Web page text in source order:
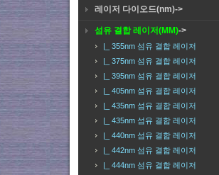
레이저 다이오드(nm)->
섬유 결합 레이저(MM)->
|_ 355nm 섬유 결합 레이저
|_ 375nm 섬유 결합 레이저
|_ 395nm 섬유 결합 레이저
|_ 405nm 섬유 결합 레이저
|_ 435nm 섬유 결합 레이저
|_ 435nm 섬유 결합 레이저
|_ 440nm 섬유 결합 레이저
|_ 442nm 섬유 결합 레이저
|_ 444nm 섬유 결합 레이저